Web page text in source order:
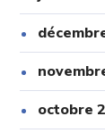
octobre